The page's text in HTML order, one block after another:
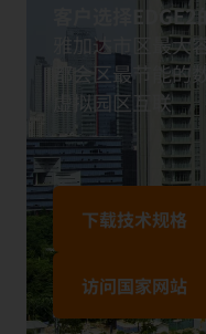
EDGE2
雅加 达 区 最大
都
会区最节 能的
虚 拟园区互 联
下载技术规格
访问国家网站